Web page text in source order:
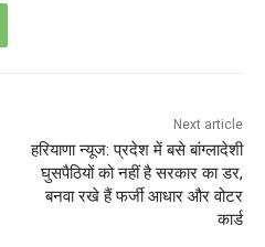
Next article
हरियाणा न्यूज: प्रदेश में बसे बांग्लादेशी
घुसपैठियों को नहीं है सरकार का डर,
बनवा रखे हैं फर्जी आधार और वोटर
कार्ड